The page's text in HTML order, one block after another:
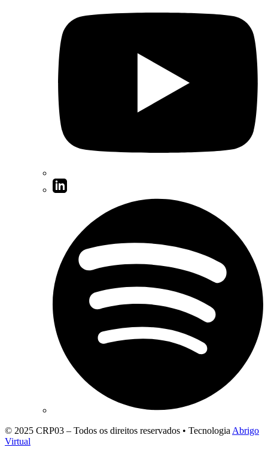
© 2025 CRP03 – Todos os direitos reservados • Tecnologia Abrigo
Virtual